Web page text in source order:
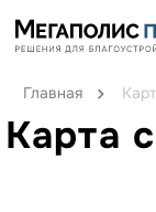
Главная
Карта